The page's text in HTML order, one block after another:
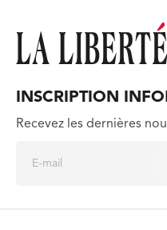
INSCRIPTION
Recevez les dernières